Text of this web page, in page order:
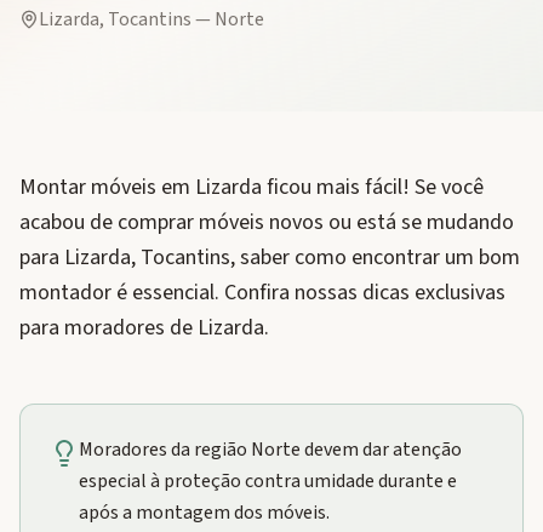
Lizarda, Tocantins— Norte
Montar móveis em Lizarda ficou mais fácil! Se você
acabou de comprar móveis novos ou está se mudando
para Lizarda, Tocantins, saber como encontrar um bom
montador é essencial. Confira nossas dicas exclusivas
para moradores de Lizarda.
Moradores da região Norte devem dar atenção
especial à proteção contra umidade durante e
após a montagem dos móveis.